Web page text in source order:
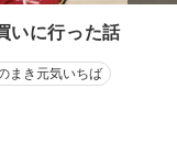
いに行った話
まき元気いちば